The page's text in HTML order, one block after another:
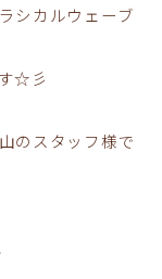
シカルウェーブ
☆彡
のスタッフ様で